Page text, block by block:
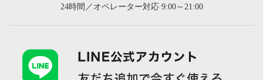
24時間／オペレーター対応 9:00～21:00